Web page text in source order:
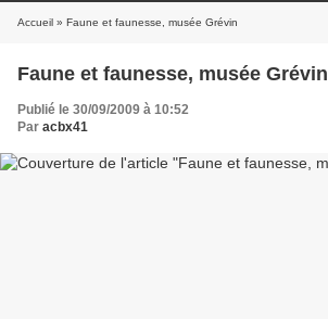
Accueil » Faune et faunesse, musée Grévin
Faune et faunesse, musée Grévin
Publié le 30/09/2009 à 10:52
Par acbx41